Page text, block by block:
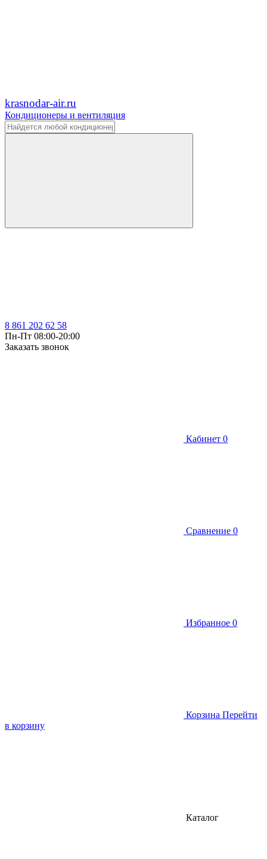
krasnodar-air.ru
Кондиционеры и вентиляция
8 861 202 62 58
Пн-Пт 08:00-20:00
Заказать звонок
Кабинет 0
Сравнение 0
Избранное 0
Корзина Перейти
в корзину
Каталог